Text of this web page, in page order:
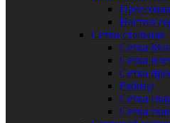
Настил
Сетка стальная
Сетка
Сетка
Сетка
Рабица
Сетка
Сетка